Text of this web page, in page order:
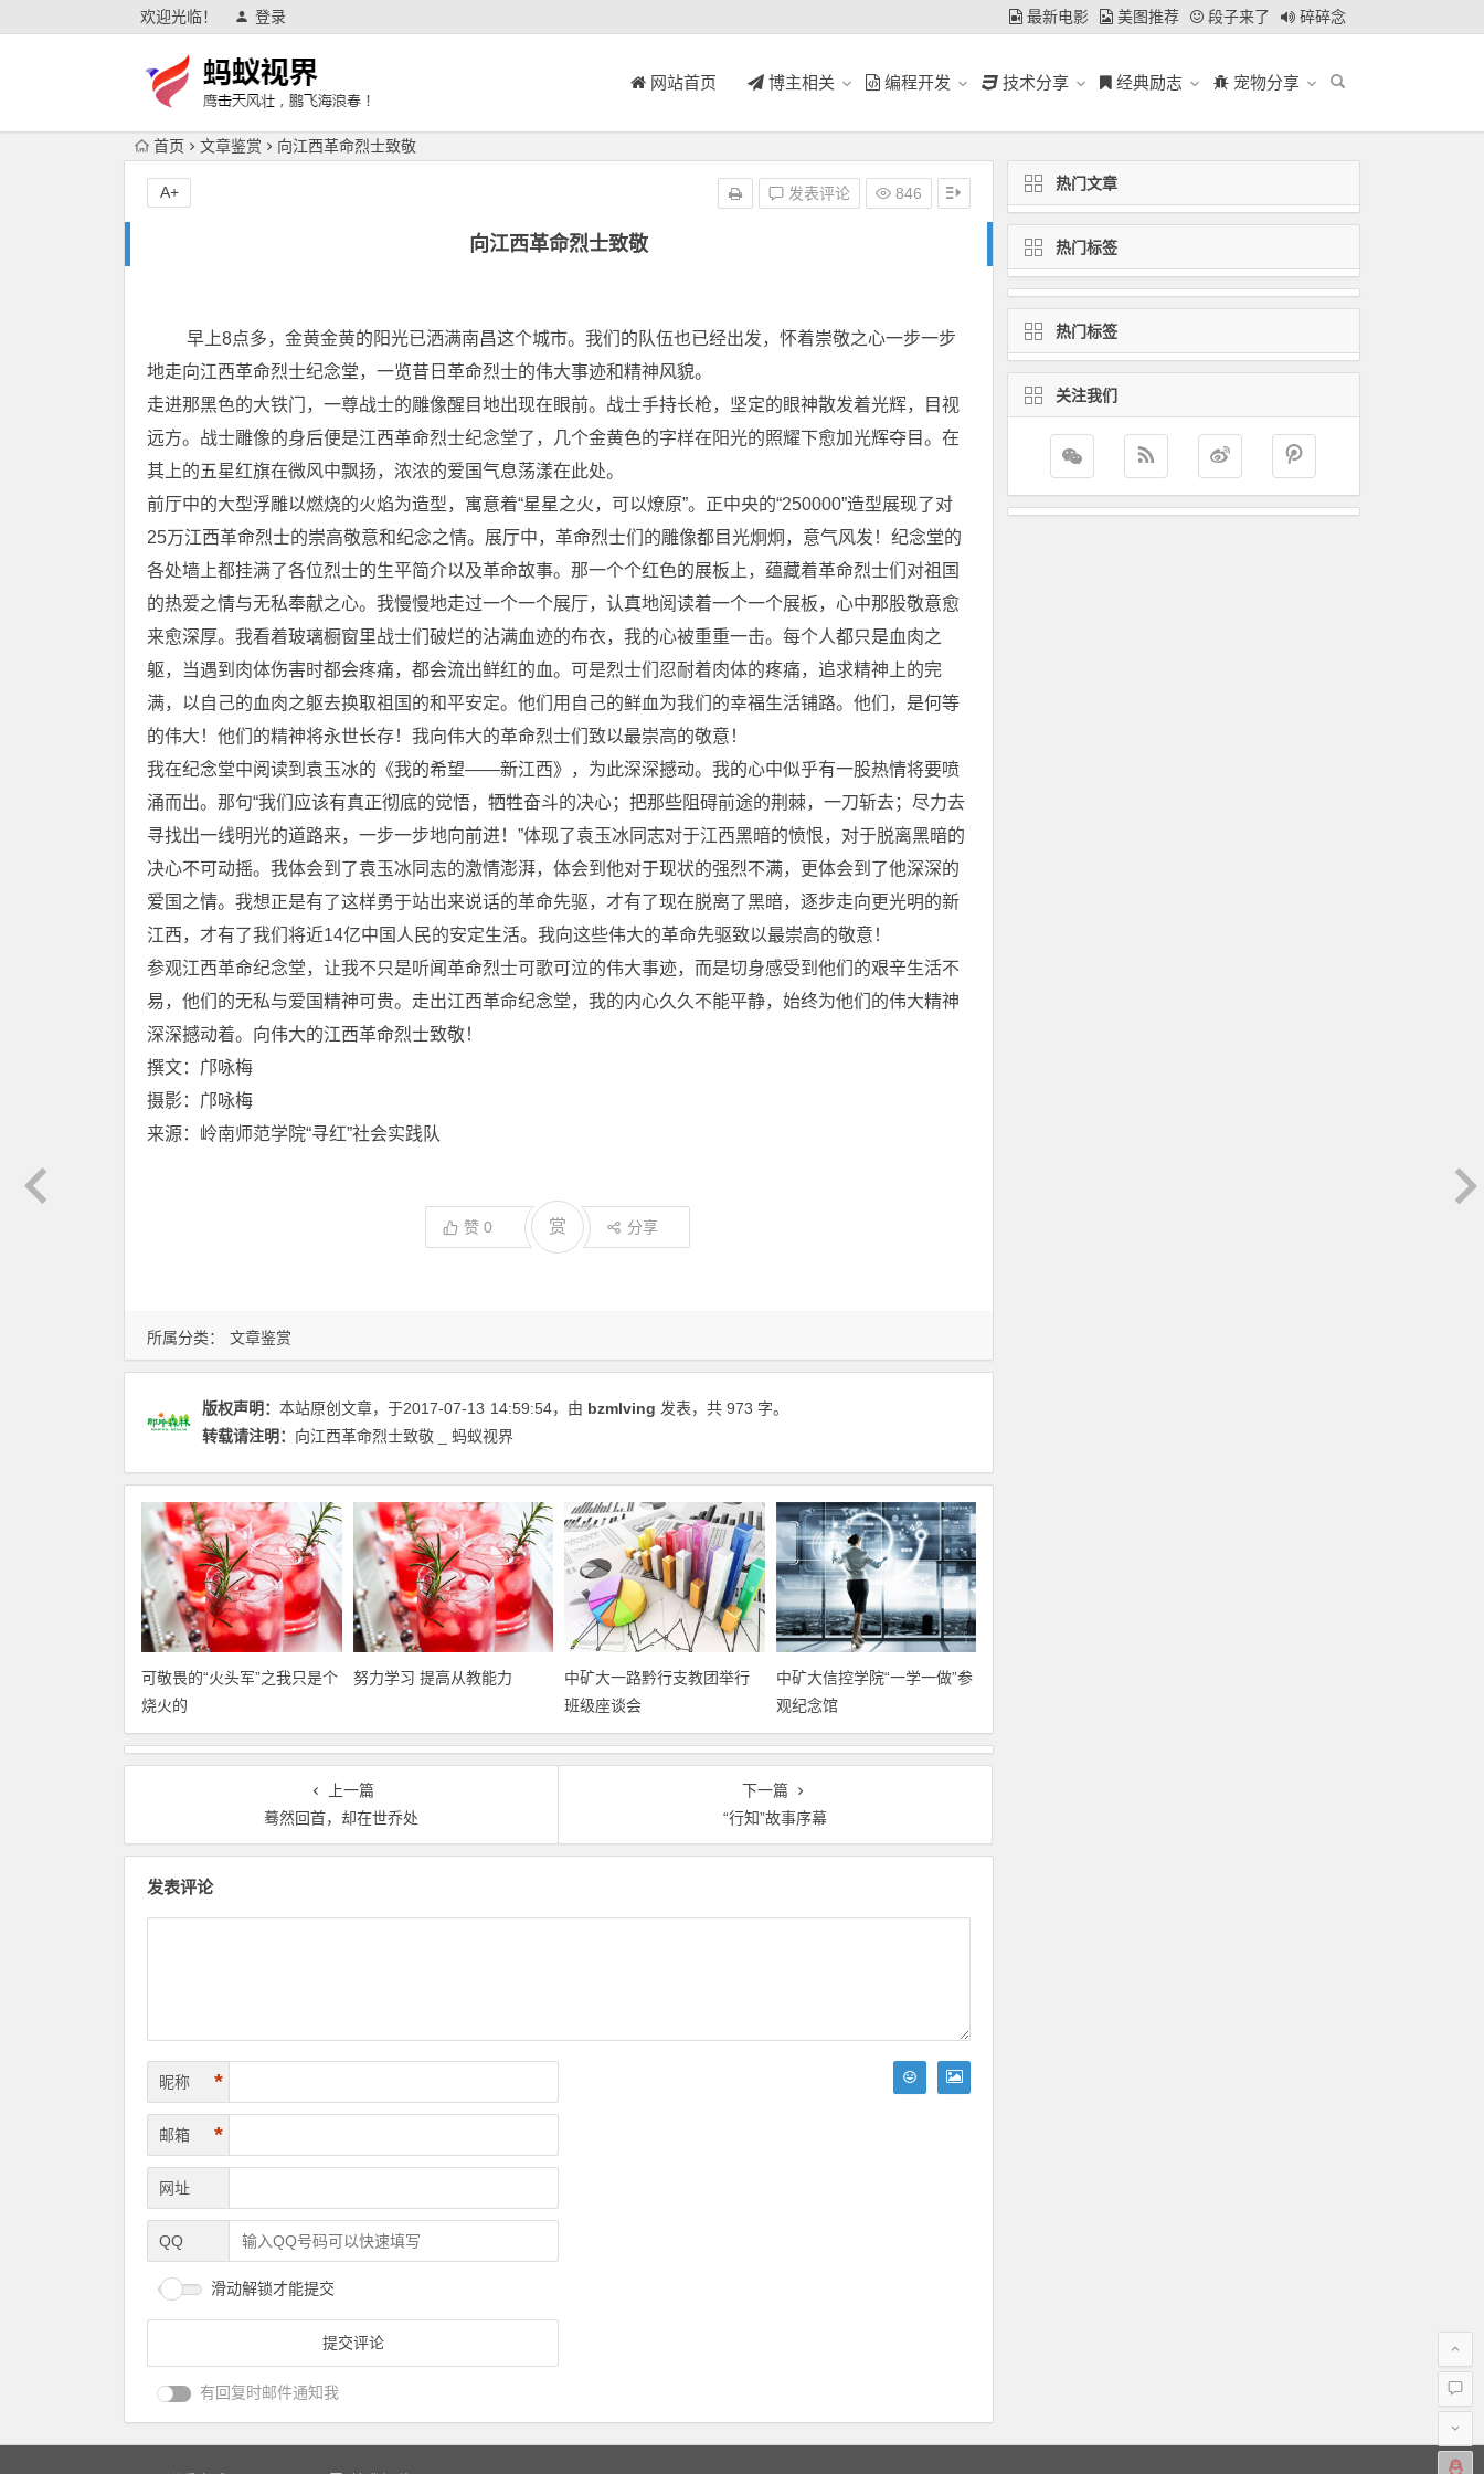
欢迎光临！ 登录 最新电影 美图推荐 段子来了 碎碎念
网站首页 博主相关 编程开发 技术分享 经典励志 宠物分享
首页 文章鉴赏 向江西革命烈士致敬
向江西革命烈士致敬
发表评论 846
A+
所属分类： 文章鉴赏
早上8点多，金黄金黄的阳光已洒满南昌这个城市。我们的队伍也已经出发，怀着崇敬之心一步一步
地走向江西革命烈士纪念堂，一览昔日革命烈士的伟大事迹和精神风貌。
走进那黑色的大铁门，一尊战士的雕像醒目地出现在眼前。战士手持长枪，坚定的眼神散发着光辉，目视
远方。战士雕像的身后便是江西革命烈士纪念堂了，几个金黄色的字样在阳光的照耀下愈加光辉夺目。在
其上的五星红旗在微风中飘扬，浓浓的爱国气息荡漾在此处。
前厅中的大型浮雕以燃烧的火焰为造型，寓意着“星星之火，可以燎原”。正中央的“250000”造型展现了对
25万江西革命烈士的崇高敬意和纪念之情。展厅中，革命烈士们的雕像都目光炯炯，意气风发！纪念堂的
各处墙上都挂满了各位烈士的生平简介以及革命故事。那一个个红色的展板上，蕴藏着革命烈士们对祖国
的热爱之情与无私奉献之心。我慢慢地走过一个一个展厅，认真地阅读着一个一个展板，心中那股敬意愈
来愈深厚。我看着玻璃橱窗里战士们破烂的沾满血迹的布衣，我的心被重重一击。每个人都只是血肉之
躯，当遇到肉体伤害时都会疼痛，都会流出鲜红的血。可是烈士们忍耐着肉体的疼痛，追求精神上的完
满，以自己的血肉之躯去换取祖国的和平安定。他们用自己的鲜血为我们的幸福生活铺路。他们，是何等
的伟大！他们的精神将永世长存！我向伟大的革命烈士们致以最崇高的敬意！
我在纪念堂中阅读到袁玉冰的《我的希望――新江西》，为此深深撼动。我的心中似乎有一股热情将要喷
涌而出。那句“我们应该有真正彻底的觉悟，牺牲奋斗的决心；把那些阻碍前途的荆棘，一刀斩去；尽力去
寻找出一线明光的道路来，一步一步地向前进！”体现了袁玉冰同志对于江西黑暗的愤恨，对于脱离黑暗的
决心不可动摇。我体会到了袁玉冰同志的激情澎湃，体会到他对于现状的强烈不满，更体会到了他深深的
爱国之情。我想正是有了这样勇于站出来说话的革命先驱，才有了现在脱离了黑暗，逐步走向更光明的新
江西，才有了我们将近14亿中国人民的安定生活。我向这些伟大的革命先驱致以最崇高的敬意！
参观江西革命纪念堂，让我不只是听闻革命烈士可歌可泣的伟大事迹，而是切身感受到他们的艰辛生活不
易，他们的无私与爱国精神可贵。走出江西革命纪念堂，我的内心久久不能平静，始终为他们的伟大精神
深深撼动着。向伟大的江西革命烈士致敬！
撰文：邝咏梅
摄影：邝咏梅
来源：岭南师范学院“寻红”社会实践队
赞 0 赏 分享
版权声明： 本站原创文章，于2017-07-13 14:59:54，由 bzmlving 发表，共 973 字。
转载请注明： 向江西革命烈士致敬 _ 蚂蚁视界
可敬畏的“火头军”之我只是个
烧火的
努力学习 提高从教能力
中矿大一路黔行支教团举行
班级座谈会
中矿大信控学院“一学一做”参
观纪念馆
上一篇
蓦然回首，却在世乔处
下一篇
“行知”故事序幕
发表评论
昵称 *
邮箱 *
网址
QQ
滑动解锁才能提交
有回复时邮件通知我
热门文章
热门标签
热门标签
关注我们